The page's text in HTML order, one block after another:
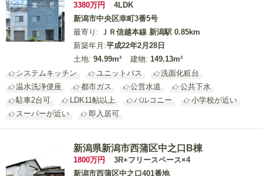
3380万円
4LDK
新潟市中央区幸町3番5号
最寄り: ＪＲ信越本線 新潟駅 0.85km
新築年月:平成22年2月28日
土地: 94.99m² 建物: 149.13m²
システムキッチン
ユニットバス
洗面化粧台
温水洗浄便座
都市ガス 公営水道
公共下水
駐車2台可
LDK11帖以上 バルコニー
小学校が近い
スーパーが近い
即入居可
新潟県新潟市西蒲区中之口B棟
1800万円
3R+フリースペース×4
新潟市西蒲区中之口401番地